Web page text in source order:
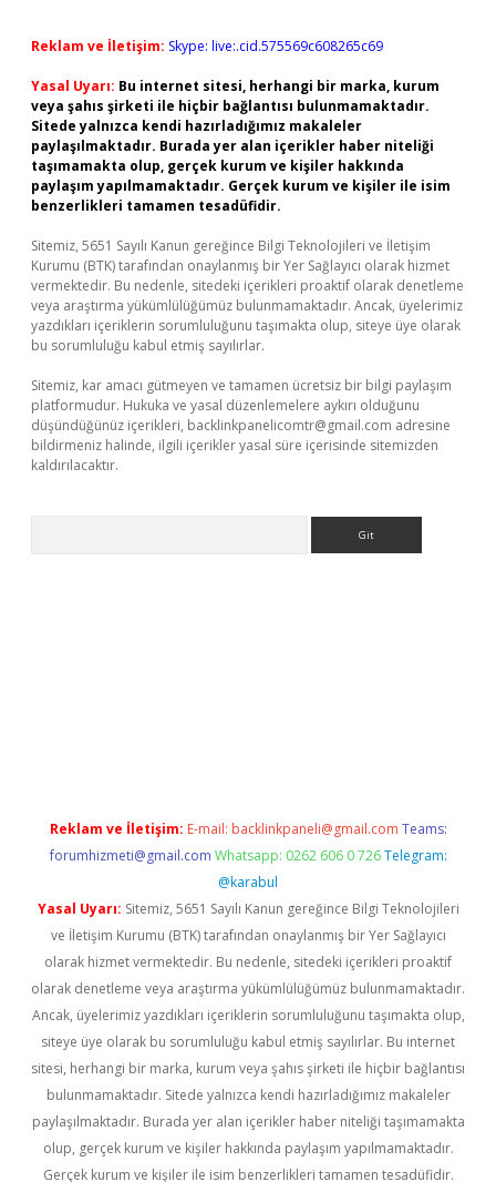
Reklam ve İletişim: Skype: live:.cid.575569c608265c69
Yasal Uyarı: Bu internet sitesi, herhangi bir marka, kurum
veya şahıs şirketi ile hiçbir bağlantısı bulunmamaktadır.
Sitede yalnızca kendi hazırladığımız makaleler
paylaşılmaktadır. Burada yer alan içerikler haber niteliği
taşımamakta olup, gerçek kurum ve kişiler hakkında
paylaşım yapılmamaktadır. Gerçek kurum ve kişiler ile isim
benzerlikleri tamamen tesadüfidir.
Sitemiz, 5651 Sayılı Kanun gereğince Bilgi Teknolojileri ve İletişim
Kurumu (BTK) tarafından onaylanmış bir Yer Sağlayıcı olarak hizmet
vermektedir. Bu nedenle, sitedeki içerikleri proaktif olarak denetleme
veya araştırma yükümlülüğümüz bulunmamaktadır. Ancak, üyelerimiz
yazdıkları içeriklerin sorumluluğunu taşımakta olup, siteye üye olarak
bu sorumluluğu kabul etmiş sayılırlar.
Sitemiz, kar amacı gütmeyen ve tamamen ücretsiz bir bilgi paylaşım
platformudur. Hukuka ve yasal düzenlemelere aykırı olduğunu
düşündüğünüz içerikleri, backlinkpanelicomtr@gmail.com adresine
bildirmeniz halinde, ilgili içerikler yasal süre içerisinde sitemizden
kaldırılacaktır.
Reklam ve İletişim: E-mail: backlinkpaneli@gmail.com Teams:
forumhizmeti@gmail.com Whatsapp: 0262 606 0 726 Telegram:
@karabul
Yasal Uyarı: Sitemiz, 5651 Sayılı Kanun gereğince Bilgi Teknolojileri
ve İletişim Kurumu (BTK) tarafından onaylanmış bir Yer Sağlayıcı
olarak hizmet vermektedir. Bu nedenle, sitedeki içerikleri proaktif
olarak denetleme veya araştırma yükümlülüğümüz bulunmamaktadır.
Ancak, üyelerimiz yazdıkları içeriklerin sorumluluğunu taşımakta olup,
siteye üye olarak bu sorumluluğu kabul etmiş sayılırlar. Bu internet
sitesi, herhangi bir marka, kurum veya şahıs şirketi ile hiçbir bağlantısı
bulunmamaktadır. Sitede yalnızca kendi hazırladığımız makaleler
paylaşılmaktadır. Burada yer alan içerikler haber niteliği taşımamakta
olup, gerçek kurum ve kişiler hakkında paylaşım yapılmamaktadır.
Gerçek kurum ve kişiler ile isim benzerlikleri tamamen tesadüfidir.